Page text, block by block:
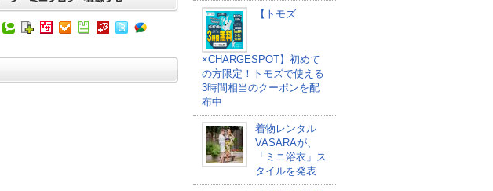
【トモズ
×CHARGESPOT】初めて
の方限定！トモズで使える
3時間相当のクーポンを配
布中
着物レンタル
VASARAが、
「ミニ浴衣」ス
タイルを発表